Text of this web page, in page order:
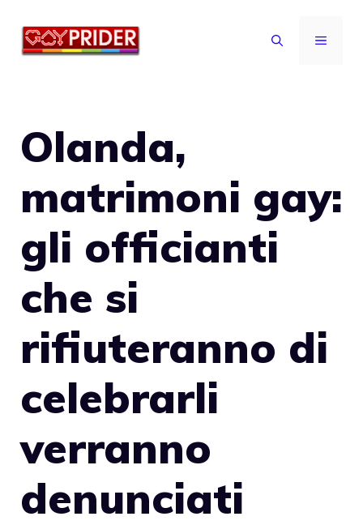
MENU
Olanda,
matrimoni gay:
gli officianti
che si
rifiuteranno di
celebrarli
verranno
denunciati